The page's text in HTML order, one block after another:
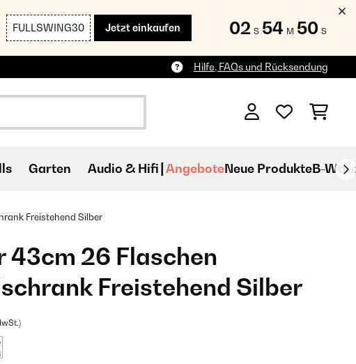
FULLSWING30 Jetzt einkaufen 02 S 54 M 48 S
Hilfe, FAQs und Rücksendung
Garten Audio & Hifi AngeboteNeue ProdukteB-
Freistehend​ Silber
43cm 26 Flaschen
Freistehend​ Silber